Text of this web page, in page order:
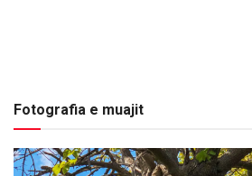
Fotografia e muajit